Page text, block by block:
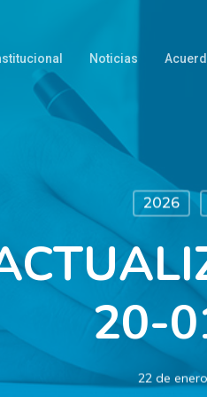
Noticias
2026
20-
22 de